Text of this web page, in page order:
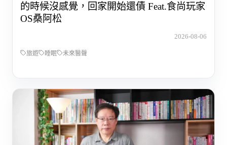
的時候沒感覺，回家開始還債 Feat.食尚玩家
OS桑阿松
2026-08-06
旅遊 睡眠 未來醫聲